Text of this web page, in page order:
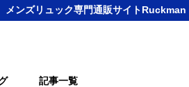
メンズリュック専門通販サイトRuckman
記事一覧